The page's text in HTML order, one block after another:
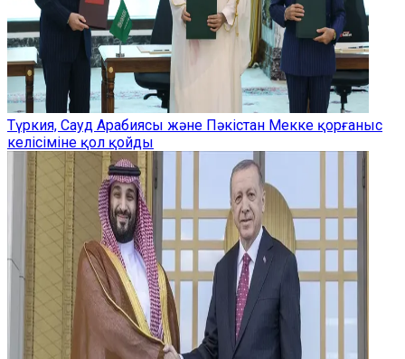
Түркия, Сауд Арабиясы және Пәкістан Мекке қорғаныс
келісіміне қол қойды